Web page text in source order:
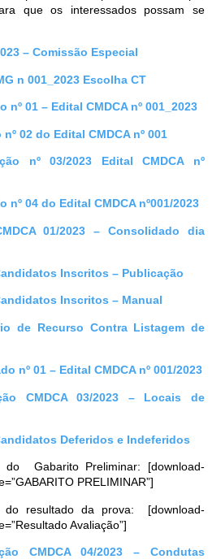
que os interessados possam se
– Comissão Especial
n 001_2023 Escolha CT
nº 01 – Edital CMDCA nº 001_2023
02 do Edital CMDCA nº 001
nº 03/2023 Edital CMDCA nº
nº 04 do Edital CMDCA nº001/2023
01/2023 – Consolidado dia
Inscritos – Publicação
Inscritos – Manual
de Recurso Contra Listagem de
nº 01 – Edital CMDCA nº 001/2023
CMDCA 03/2023 – Locais de
Deferidos e Indeferidos
do Gabarito Preliminar: [download-
PRELIMINAR”]
do resultado da prova: [download-
Avaliação”]
CMDCA 04/2023 – Condutas